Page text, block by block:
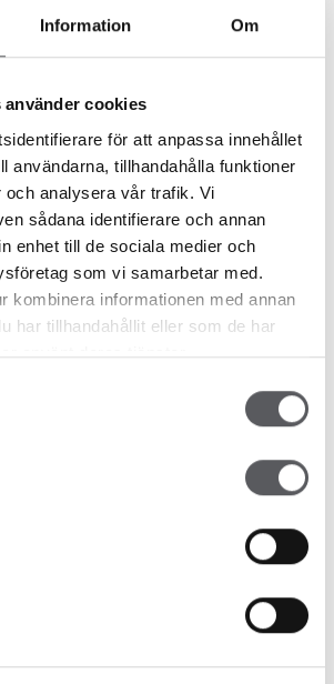
Information Om
använder cookies
för att anpassa innehållet
användarna, tillhandahålla funktioner
och analysera vår trafik. Vi
sådana identifierare och annan
enhet till de sociala medier och
som vi samarbetar med.
kombinera informationen med annan
har tillhandahållit eller som de har
använt deras tjänster.
193.2
HUS 83
200m²
HUS 37